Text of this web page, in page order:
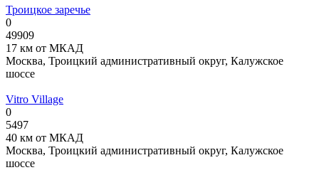
Троицкое заречье
0
49909
17 км от МКАД
Москва, Троицкий административный округ, Калужское
шоссе
Vitro Village
0
5497
40 км от МКАД
Москва, Троицкий административный округ, Калужское
шоссе